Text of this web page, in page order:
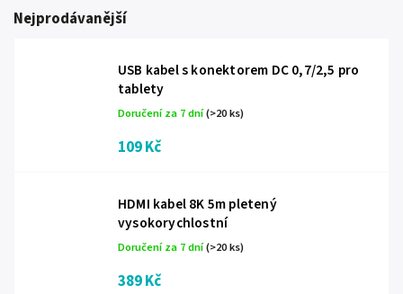
Nejprodávanější
USB kabel s konektorem DC 0,7/2,5 pro
tablety
Doručení za 7 dní(>20 ks)
109 Kč
HDMI kabel 8K 5m pletený
vysokorychlostní
Doručení za 7 dní(>20 ks)
389 Kč